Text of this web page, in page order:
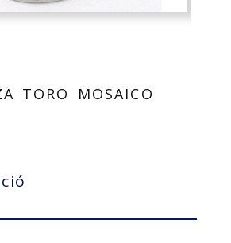
TORO MOSAICO